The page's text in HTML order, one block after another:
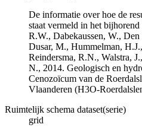
De informatie over hoe de
staat vermeld in het
R.W., Dabekaussen, W.,
Dusar, M., Hummelman,
Reindersma, R.N., Walstra,
N., 2014. Geologisch en
Cenozoïcum van de
Vlaanderen (H3O-
Ruimtelijk schema dataset(serie)
grid